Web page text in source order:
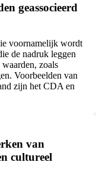
geassocieerd
voornamelijk wordt
de nadruk leggen
zoals
Voorbeelden van
zijn het CDA en
van
cultureel